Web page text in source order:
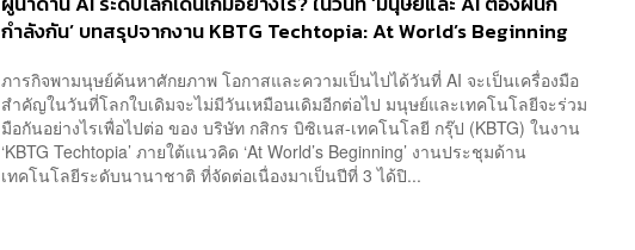
กำลังกัน’ บทสรุปจากงาน KBTG Techtopia: At World’s Beginning
ภารกิจพามนุษย์ค้นหาศักยภาพ โอกาสและความเป็นไปได้วันที่ AI จะเป็นเครื่องมือ
สำคัญในวันที่โลกใบเดิมจะไม่มีวันเหมือนเดิมอีกต่อไป มนุษย์และเทคโนโลยีจะร่วม
มือกันอย่างไรเพื่อไปต่อ ของ บริษัท กสิกร บิซิเนส-เทคโนโลยี กรุ๊ป (KBTG) ในงาน
‘KBTG Techtopia’ ภายใต้แนวคิด ‘At World’s Beginning’ งานประชุมด้าน
เทคโนโลยีระดับนานาชาติ ที่จัดต่อเนื่องมาเป็นปีที่ 3 ได้ปิ...